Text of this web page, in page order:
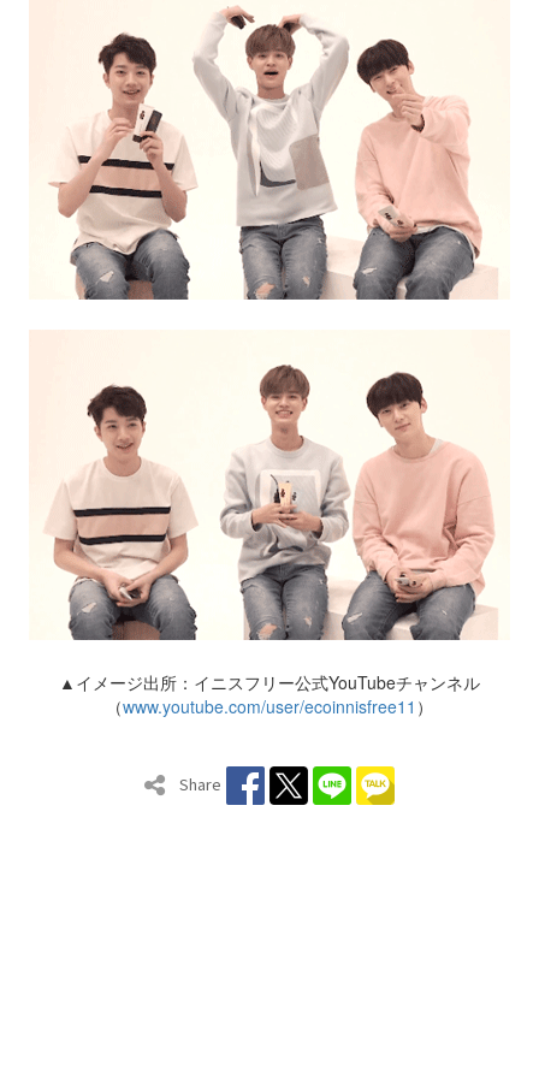
▲イメージ出所：イニスフリー公式YouTubeチャンネル
（www.youtube.com/user/ecoinnisfree11 ）
Share